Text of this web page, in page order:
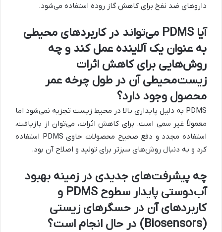
داروهای ضد نفخ برای کاهش گاز روده استفاده می‌شود.
آیا PDMS می‌تواند در کاربردهای محیطی
به عنوان یک آلاینده عمل کند و چه
روش‌هایی برای کاهش اثرات
زیست‌محیطی آن در طول چرخه عمر
محصول وجود دارد؟
PDMS به دلیل پایداری بالا در محیط زیست تجزیه نمی‌شود اما
معمولاً غیر سمی است. برای کاهش اثرات، می‌توان از بازیافت،
استفاده مجدد و دفع صحیح محصولات حاوی PDMS استفاده
کرد و به دنبال روش‌های سبزتر برای تولید و اصلاح آن بود.
چه پیشرفت‌های جدیدی در زمینه بهبود
آب‌دوستی پایدار سطوح PDMS و
کاربردهای آن در حسگرهای زیستی
(Biosensors) در حال انجام است؟